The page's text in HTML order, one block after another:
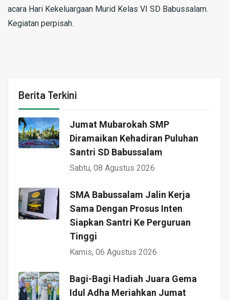
acara Hari Kekeluargaan Murid Kelas VI SD Babussalam.
Kegiatan perpisah.
Berita Terkini
Jumat Mubarokah SMP
Diramaikan Kehadiran Puluhan
Santri SD Babussalam
Sabtu, 08 Agustus 2026
SMA Babussalam Jalin Kerja
Sama Dengan Prosus Inten
Siapkan Santri Ke Perguruan
Tinggi
Kamis, 06 Agustus 2026
Bagi-Bagi Hadiah Juara Gema
Idul Adha Meriahkan Jumat